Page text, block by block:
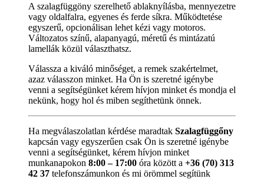
A szalagfüggöny szerelhető ablaknyílásba, mennyezetre
vagy oldalfalra, egyenes és ferde síkra. Működtetése
egyszerű, opcionálisan lehet kézi vagy motoros.
Változatos színű, alapanyagú, méretű és mintázatú
lamellák közül választhatsz.
Válassza a kiváló minőséget, a remek szakértelmet,
azaz válasszon minket. Ha Ön is szeretné igénybe
venni a segítségünket kérem hívjon minket és mondja el
nekünk, hogy hol és miben segíthetünk önnek.
Ha megválaszolatlan kérdése maradtak Szalagfüggőny
kapcsán vagy egyszerűen csak Ön is szeretné igénybe
venni a segítségünket, kérem hívjon minket
munkanapokon 8:00 – 17:00 óra között a +36 (70) 313
42 37 telefonszámunkon és mi örömmel segítünk